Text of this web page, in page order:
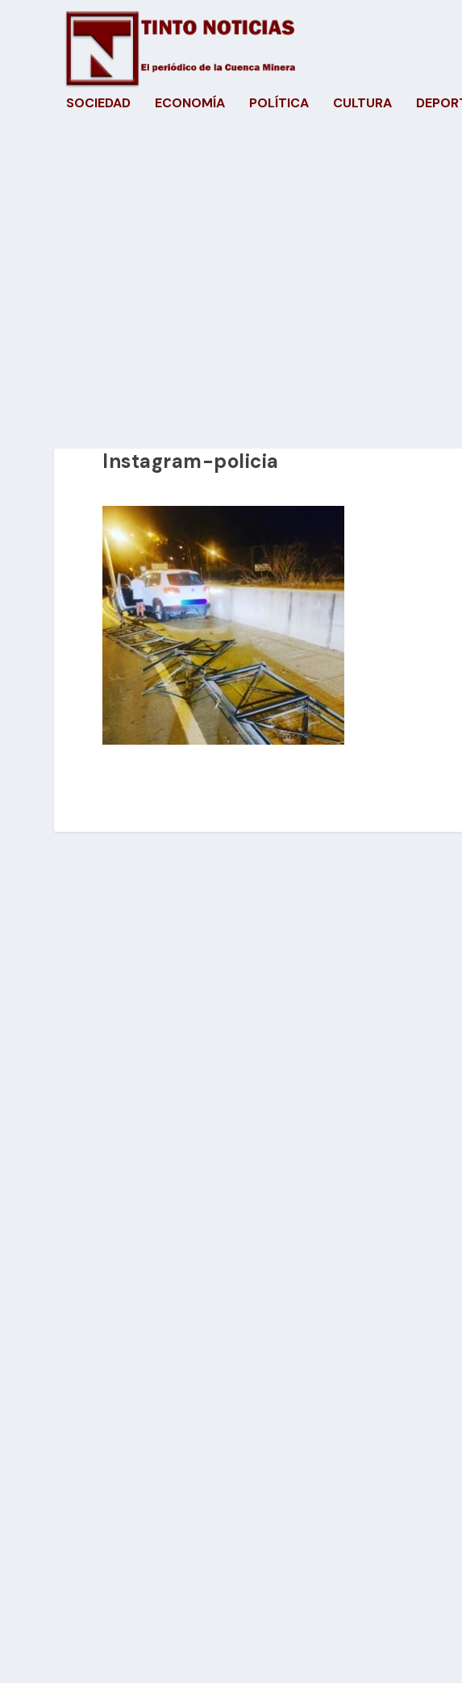
SOCIEDAD ECONOMÍA POLÍTICA CULTURA
Instagram-policia